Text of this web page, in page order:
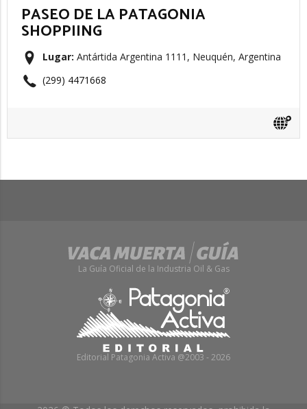
PASEO DE LA PATAGONIA
SHOPPIING
Lugar: Antártida Argentina 1111, Neuquén, Argentina
(299) 4471668
La Guía Oficial de la Industria Oil & Gas
Editorial Patagonia Activa @2003 - 2026